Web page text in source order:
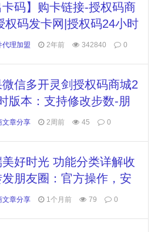
卡码】购卡链接-授权码商
权码发卡网|授权码24小时
发卡|点击进入
代理加盟 2年前 342840 0
信多开灵剑授权码商城2
版本：支持修改步数-朋
1小时视频
文章分享 2周前 45 0
美好时光 功能分类详解收
朋友圈：官方操作，安
定快速转发
文章分享 1个月前 79 0